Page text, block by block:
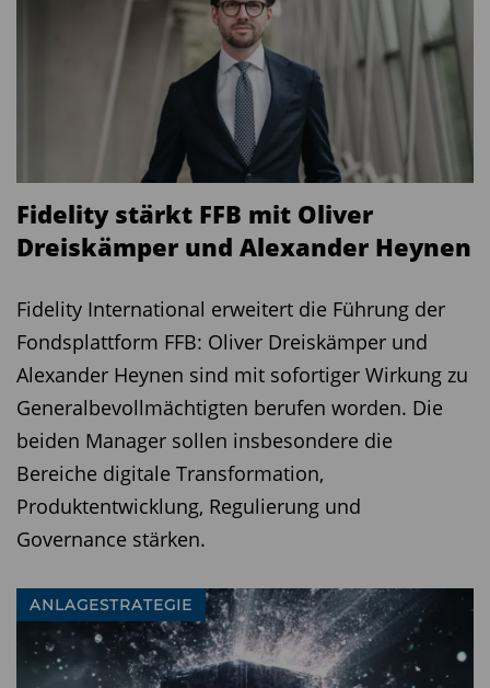
Fidelity stärkt FFB mit Oliver
Dreiskämper und Alexander Heynen
Fidelity International erweitert die Führung der
Fondsplattform FFB: Oliver Dreiskämper und
Alexander Heynen sind mit sofortiger Wirkung zu
Generalbevollmächtigten berufen worden. Die
beiden Manager sollen insbesondere die
Bereiche digitale Transformation,
Produktentwicklung, Regulierung und
Governance stärken.
ANLAGESTRATEGIE